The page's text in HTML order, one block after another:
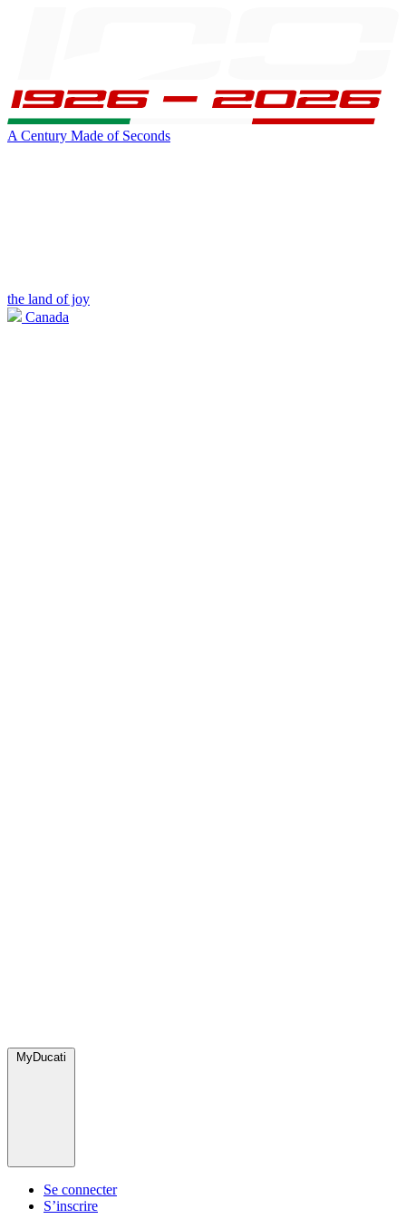
A Century Made of Seconds
the land of joy
Canada
MyDucati
Se connecter
S’inscrire